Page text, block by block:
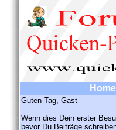
Home
Guten Tag, Gast
Wenn dies Dein erster
bevor Du Beiträge